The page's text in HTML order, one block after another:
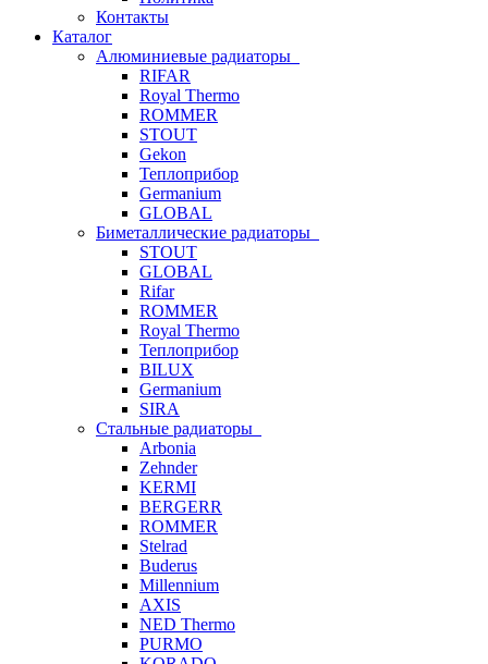
Контакты
Каталог
Алюминиевые радиаторы
RIFAR
Royal Thermo
ROMMER
STOUT
Gekon
Теплоприбор
Germanium
GLOBAL
Биметаллические радиаторы
STOUT
GLOBAL
Rifar
ROMMER
Royal Thermo
Теплоприбор
BILUX
Germanium
SIRA
Стальные радиаторы
Arbonia
Zehnder
KERMI
BERGERR
ROMMER
Stelrad
Buderus
Millennium
AXIS
NED Thermo
PURMO